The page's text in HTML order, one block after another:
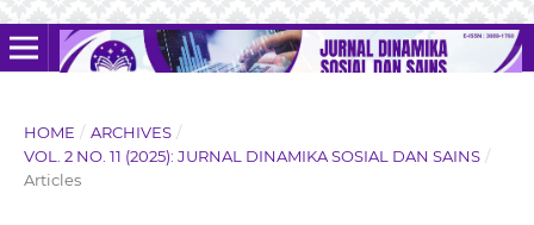
HOME / ARCHIVES /
VOL. 2 NO. 11 (2025): JURNAL DINAMIKA SOSIAL DAN SAINS /
Articles